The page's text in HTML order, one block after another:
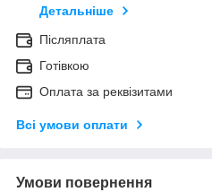
Детальніше
Післяплата
Готівкою
Оплата за реквізитами
Всі умови оплати
Умови повернення